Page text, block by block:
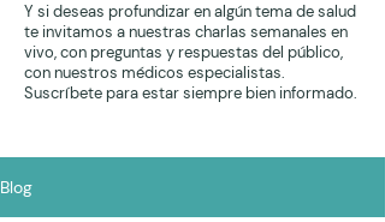
Y si deseas profundizar en algún tema de salud
te invitamos a nuestras charlas semanales en
vivo, con preguntas y respuestas del público,
con nuestros médicos especialistas.
Suscríbete para estar siempre bien informado.
Blog